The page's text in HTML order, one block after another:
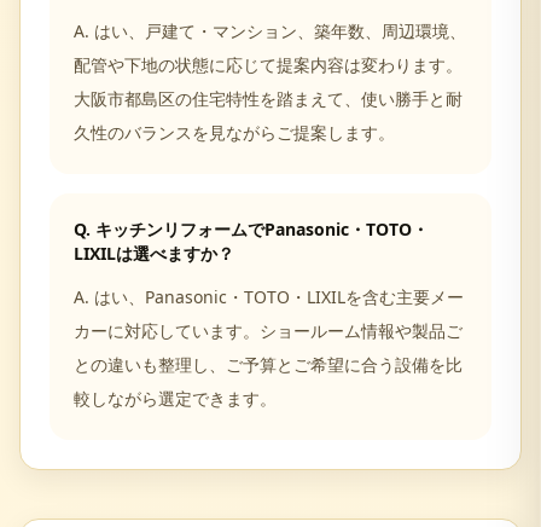
A. はい、戸建て・マンション、築年数、周辺環境、
配管や下地の状態に応じて提案内容は変わります。
大阪市都島区の住宅特性を踏まえて、使い勝手と耐
久性のバランスを見ながらご提案します。
Q. キッチンリフォームでPanasonic・TOTO・
LIXILは選べますか？
A. はい、Panasonic・TOTO・LIXILを含む主要メー
カーに対応しています。ショールーム情報や製品ご
との違いも整理し、ご予算とご希望に合う設備を比
較しながら選定できます。